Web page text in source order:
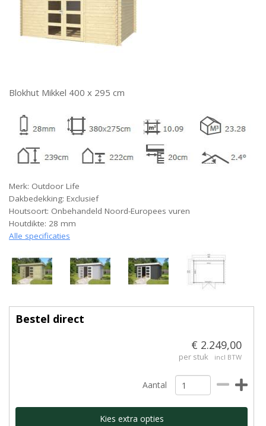
Blokhut Mikkel 400 x 295 cm
Merk: Outdoor Life
Dakbedekking: Exclusief
Houtsoort: Onbehandeld Noord-Europees vuren
Houtdikte: 28 mm
Alle specificaties
Bestel direct
€ 2.249,00
per stuk incl BTW
Aantal
Kies extra opties